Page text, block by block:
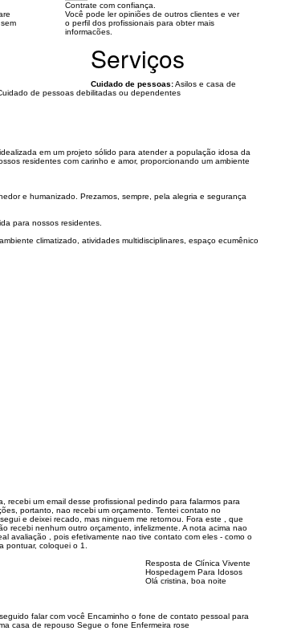
Contrate com confiança.
Você pode ler opiniões de outros clientes e ver
o perfil dos profissionais para obter mais
informacões.
Serviços
Cuidado de pessoas:Asilos e casa de
de pessoas debilitadas ou dependentes
em um projeto sólido para atender a população idosa da
residentes com carinho e amor, proporcionando um ambiente
e humanizado. Prezamos, sempre, pela alegria e segurança
para nossos residentes.
climatizado, atividades multidisciplinares, espaço ecumênico
recebi um email desse profissional pedindo para falarmos para
portanto, nao recebi um orçamento. Tentei contato no
e deixei recado, mas ninguem me retornou. Fora este , que
recebi nenhum outro orçamento, infelizmente. A nota acima nao
avaliação , pois efetivamente nao tive contato com eles - como o
pontuar, coloquei o 1.
Resposta de Clínica Vivente
Hospedagem Para Idosos
Olá cristina, boa noite
falar com você Encaminho o fone de contato pessoal para
casa de repouso Segue o fone Enfermeira rose